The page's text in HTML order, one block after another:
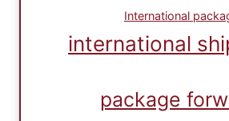
International
international
package